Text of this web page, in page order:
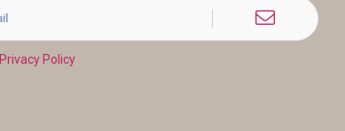
Privacy Policy